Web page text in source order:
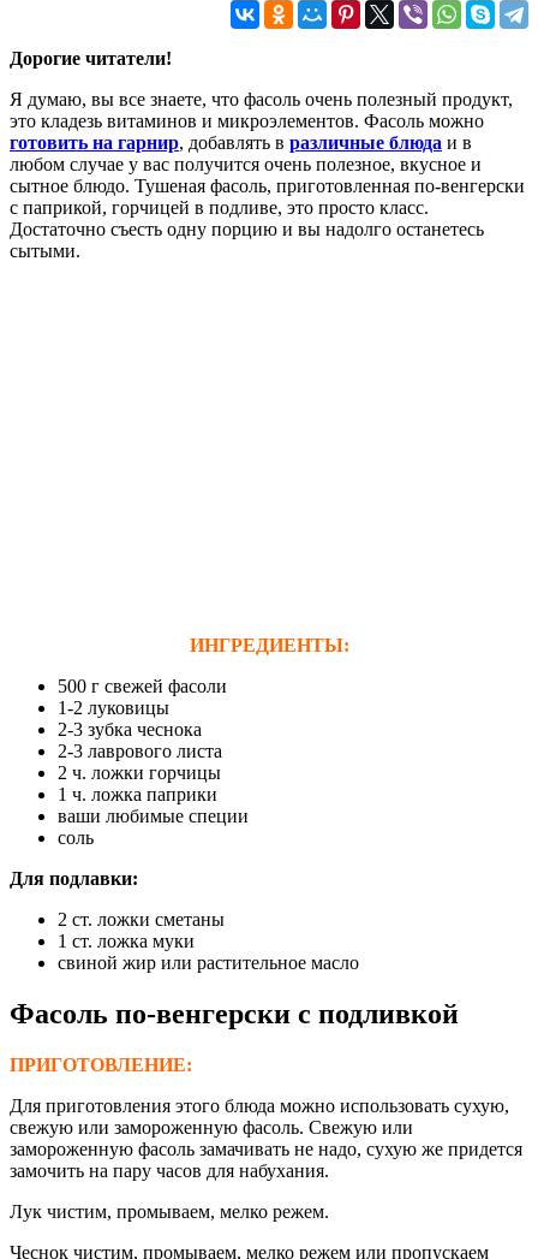
Дорогие читатели!
Я думаю, вы все знаете, что фасоль очень полезный продукт,
это кладезь витаминов и микроэлементов. Фасоль можно
готовить на гарнир, добавлять в различные блюда и в
любом случае у вас получится очень полезное, вкусное и
сытное блюдо. Тушеная фасоль, приготовленная по-венгерски
с паприкой, горчицей в подливе, это просто класс.
Достаточно съесть одну порцию и вы надолго останетесь
сытыми.
ИНГРЕДИЕНТЫ:
500 г свежей фасоли
1-2 луковицы
2-3 зубка чеснока
2-3 лаврового листа
2 ч. ложки горчицы
1 ч. ложка паприки
ваши любимые специи
соль
Для подлавки:
2 ст. ложки сметаны
1 ст. ложка муки
свиной жир или растительное масло
Фасоль по-венгерски с подливкой
ПРИГОТОВЛЕНИЕ:
Для приготовления этого блюда можно использовать сухую,
свежую или замороженную фасоль. Свежую или
замороженную фасоль замачивать не надо, сухую же придется
замочить на пару часов для набухания.
Лук чистим, промываем, мелко режем.
Чеснок чистим, промываем, мелко режем или пропускаем